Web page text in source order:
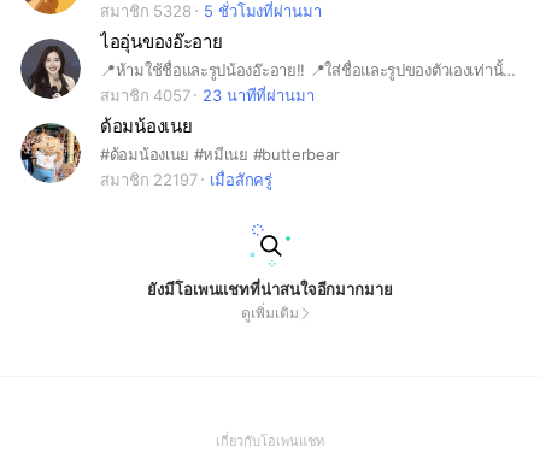
สมาชิก 5328
5 ชั่วโมงที่ผ่านมา
ไออุ่นของอ๊ะอาย
📍ห้ามใช้ชื่อและรูปน้องอ๊ะอาย!! 📍ใส่ชื่อและรูปของตัวเองเท่านั้น! 📍ตอบคำถามก่อนส่งคำขอ 📍เข้ามาแล้วอ่านกฎและปฏิบัติตามด้วยนะคะ
สมาชิก 4057
23 นาทีที่ผ่านมา
ด้อมน้องเนย
#ด้อมน้องเนย #หมีเนย #butterbear
สมาชิก 22197
เมื่อสักครู่
ยังมีโอเพนแชทที่น่าสนใจอีกมากมาย
ดูเพิ่มเติม
เกี่ยวกับโอเพนแชท(Open